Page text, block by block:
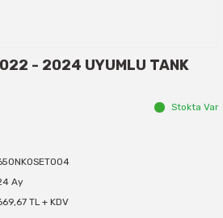
- 2024 UYUMLU TANK
Stokta Var
Ay
TL + KDV